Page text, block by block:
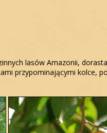
lasów Amazonii,
przypominającymi kolce,